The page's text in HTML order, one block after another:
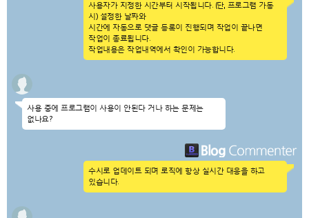
사용자가 지정한 시간부터 시작됩니다. (단, 프로그램 가동
시) 설정한 날짜와
시간에 자동으로 댓글 등록이 진행되며 작업이 끝나면
작업이 종료됩니다.
작업내용은 작업내역에서 확인이 가능합니다.
사용 중에 프로그램이 사용이 안된다 거나 하는 문제는
없나요?
수시로 업데이트 되며 로직에 항상 실시간 대응을 하고
있습니다.